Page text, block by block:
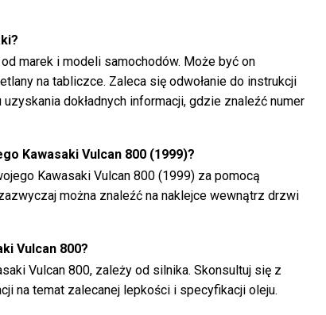
marek i modeli samochodów. Może być on
na tabliczce. Zaleca się odwołanie do instrukcji
dokładnych informacji, gdzie znaleźć numer
Kawasaki Vulcan 800 (1999)?
Kawasaki Vulcan 800 (1999) za pomocą
można znaleźć na naklejce wewnątrz drzwi
Vulcan 800?
Vulcan 800, zależy od silnika. Skonsultuj się z
na temat zalecanej lepkości i specyfikacji oleju.